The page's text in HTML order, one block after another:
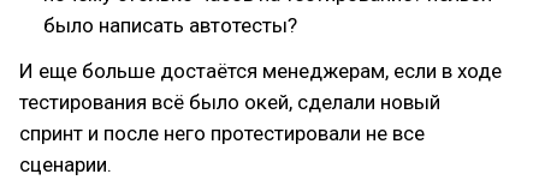
было написать автотесты?
И еще больше достаётся менеджерам, если в ходе
тестирования всё было окей, сделали новый
спринт и после него протестировали не все
сценарии.